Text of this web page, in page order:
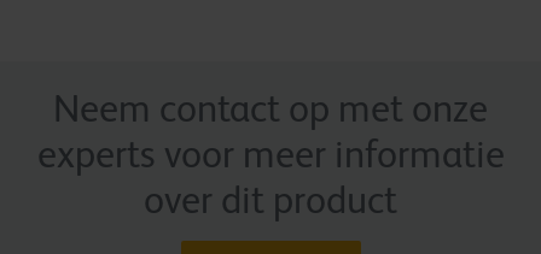
Neem contact op met onze
experts voor meer informatie
over dit product